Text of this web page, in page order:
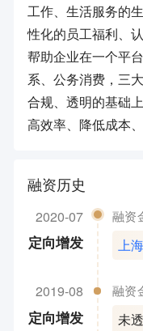
工作、生活服务的
性化的员工福利、
帮助企业在一个平
系、公务消费，三
合规、透明的基础
高效率、降低成本
融资历史
2020-07
定向增发
融资
上
2019-08
定向增发
融资
未